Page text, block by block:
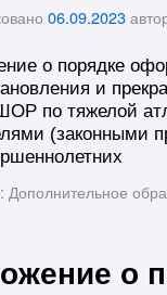
06.09.2023
о порядке
и
по тяжелой
(законными
Дополнительное
о